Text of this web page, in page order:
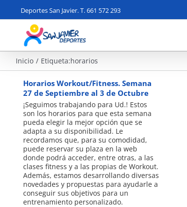
contenido
Deportes San Javier. T. 661 572 293
Inicio Etiqueta:horarios
Horarios Workout/Fitness. Semana
27 de Septiembre al 3 de Octubre
¡Seguimos trabajando para Ud.! Estos
son los horarios para que esta semana
pueda elegir la mejor opción que se
adapta a su disponibilidad. Le
recordamos que, para su comodidad,
puede reservar su plaza en la web
donde podrá acceder, entre otras, a las
clases fitness y a las propias de Workout.
Además, estamos desarrollando diversas
novedades y propuestas para ayudarle a
conseguir sus objetivos para un
entrenamiento personalizado.